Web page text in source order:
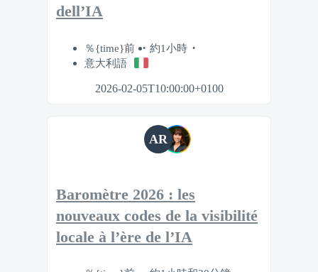
dell’IA
％{time}前
約1小時
意大利語
2026-02-05T10:00:00+0100
AR
Baromètre 2026 : les
nouveaux codes de la visibilité
locale à l’ère de l’IA